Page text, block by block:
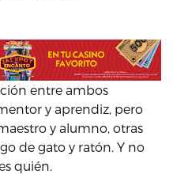
entre ambos
y aprendiz, pero
y alumno, otras
de gato y ratón. Y no
quién.